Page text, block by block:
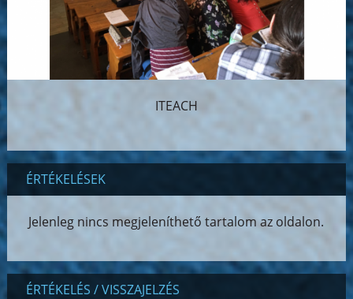
ITEACH
ÉRTÉKELÉSEK
Jelenleg nincs megjeleníthető tartalom az oldalon.
ÉRTÉKELÉS / VISSZAJELZÉS